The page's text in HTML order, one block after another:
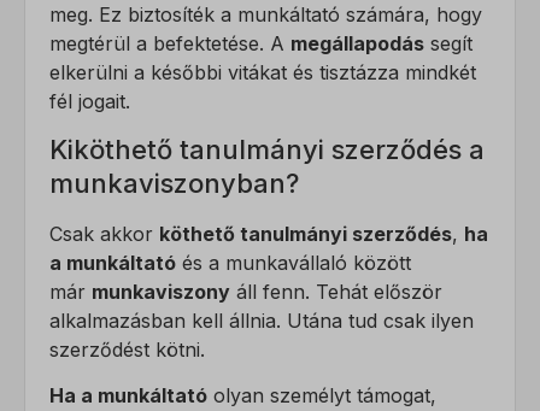
meg. Ez biztosíték a munkáltató számára, hogy
megtérül a befektetése. A megállapodás segít
elkerülni a későbbi vitákat és tisztázza mindkét
fél jogait.
Kiköthető tanulmányi szerződés a
munkaviszonyban?
Csak akkor köthető tanulmányi szerződés, ha
a munkáltató és a munkavállaló között
már munkaviszony áll fenn. Tehát először
alkalmazásban kell állnia. Utána tud csak ilyen
szerződést kötni.
Ha a munkáltató olyan személyt támogat,